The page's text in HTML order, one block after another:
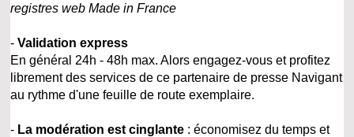
registres web Made in France
-Validation express
En général 24h - 48h max. Alors engagez-vous et profitez
librement des services de ce partenaire de presse Navigant
au rythme d'une feuille de route exemplaire.
- La modération est cinglante : économisez du temps et